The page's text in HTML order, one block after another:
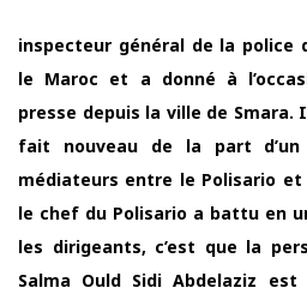
inspecteur général de la police
le Maroc et a donné à
presse depuis la ville de
fait nouveau de la part
médiateurs entre le Polisario et
le chef du Polisario a battu en
les dirigeants, c’est que la
Salma Ould Sidi Abdelaziz